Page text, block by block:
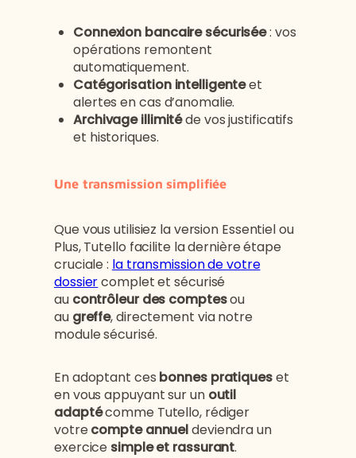
Connexion bancaire sécurisée: vos
opérations remontent
automatiquement.
Catégorisation intelligenteet
alertes en cas d’anomalie.
Archivage illimitéde vos justificatifs
et historiques.
Une transmission simplifiée
Que vous utilisiez la version Essentiel ou
Plus, Tutello facilite la dernière étape
cruciale : la transmission de votre
dossiercomplet et sécurisé
au contrôleur des comptesou
au greffe, directement via notre
module sécurisé.
En adoptant ces bonnes pratiqueset
en vous appuyant sur un outil
adaptécomme Tutello, rédiger
votre compte annueldeviendra un
exercice simple et rassurant.